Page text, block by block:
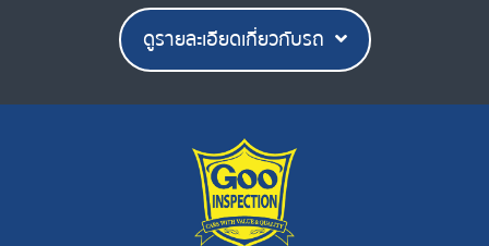
ดูรายละเอียดเกี่ยวกับรถ